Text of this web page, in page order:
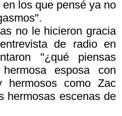
los que pensé ya no
".
no le hicieron gracia
de radio en
"¿qué piensas
esposa con
hermosos como Zac
hermosas escenas de